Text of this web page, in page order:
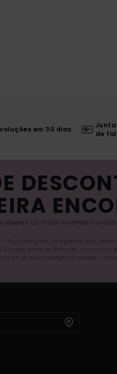
em 30 dias
de
as mais recentes
condições completas são
Europe para te fornecer os
se já não desejares receber